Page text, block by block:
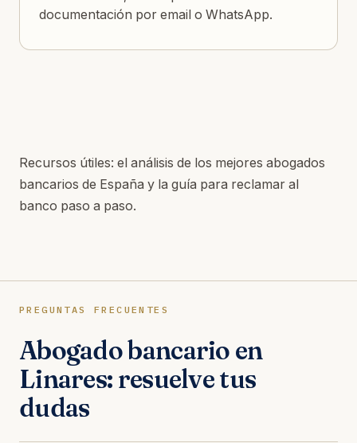
documentación por email o WhatsApp.
Recursos útiles: el análisis de los mejores abogados
bancarios de España y la guía para reclamar al
banco paso a paso.
PREGUNTAS FRECUENTES
Abogado bancario en
Linares: resuelve tus
dudas